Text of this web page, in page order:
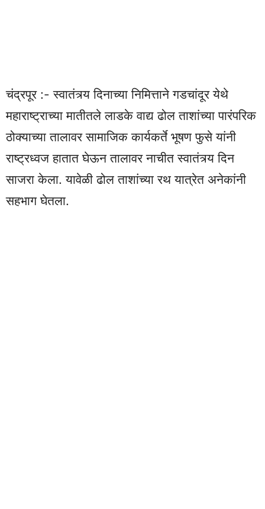
चंद्रपूर :- स्वातंत्र्य दिनाच्या निमित्ताने गडचांदूर येथे
महाराष्ट्राच्या मातीतले लाडके वाद्य ढोल ताशांच्या पारंपरिक
ठोक्याच्या तालावर सामाजिक कार्यकर्ते भूषण फुसे यांनी
राष्ट्रध्वज हातात घेऊन तालावर नाचीत स्वातंत्र्य दिन
साजरा केला. यावेळी ढोल ताशांच्या रथ यात्रेत अनेकांनी
सहभाग घेतला.